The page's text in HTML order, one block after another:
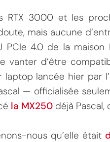
RTX 3000 et les
mais aucune
PCIe 4.0 de la
vanter d’être
lancée hier par
— officialisée
la MX250 déjà
nous qu’elle était